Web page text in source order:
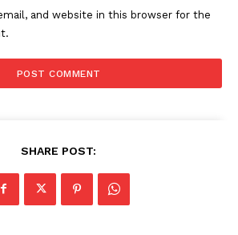
and website in this browser for the
SHARE POST: